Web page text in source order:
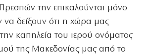
την επικαλούνται μόνο
να δείξουν ότι η χώρα μας
καπηλεία του ιερού ονόματος
της Μακεδονίας μας από το